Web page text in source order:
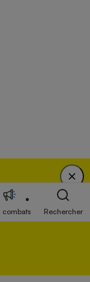
soutenant
l'Etat, des
producteurs et des
combats Rechercher